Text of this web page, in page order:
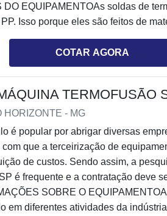
EQUIPAMENTOAs soldas de
Isso porque eles são feitos de
de atividades, seja saneamento,
com uma empresa de qualidade
DPS é uma empresa
todos os equipamentos são
resultados possíveis para quem
com a DPS é uma escolha
com equipamentos de primeira
auxiliando na escolha de
e necessidades de cada
por eletrofusão;Locação de
de linhas em PEAD e PP.A
COTAR AGORA
TERMOFUSÃO
HORIZONTE - MG
é popular por abrigar diversas
que a terceirização de
de custos. Sendo assim, a
é frequente e a contratação deve
SOBRE O
em diferentes atividades da